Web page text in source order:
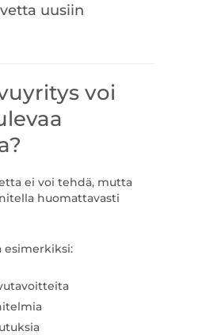
uusiin
voi
ei voi tehdä, mutta
huomattavasti
esimerkiksi: